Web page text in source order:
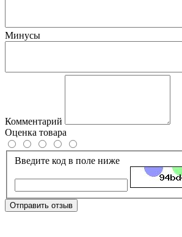
Минусы
Комментарий
Оценка товара
Введите код в поле ниже
Отправить отзыв